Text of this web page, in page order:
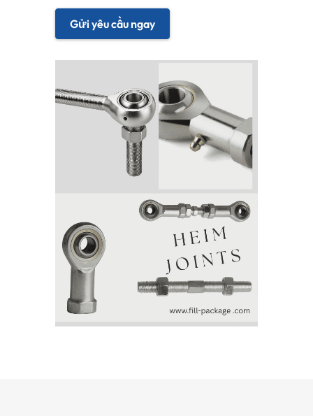
Gửi yêu cầu ngay